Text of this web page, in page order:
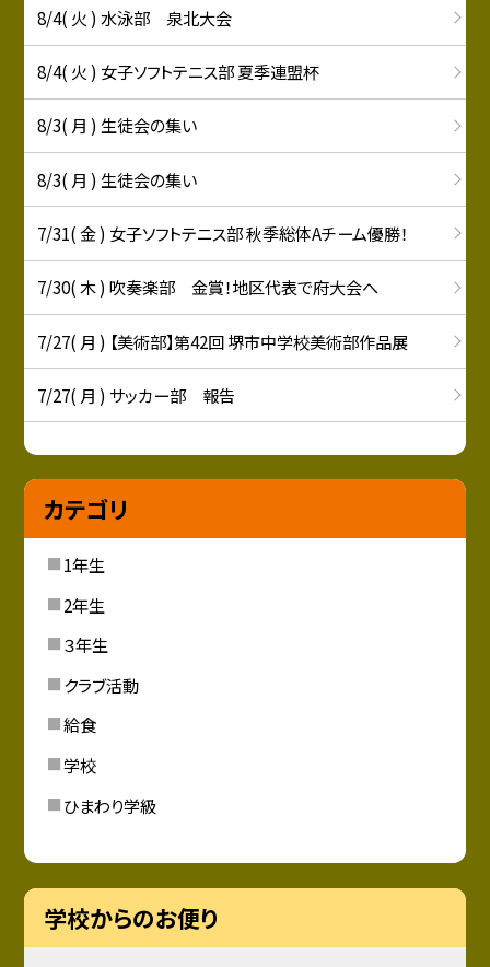
8/4( 火 ) 水泳部 泉北大会
8/4( 火 ) 女子ソフトテニス部 夏季連盟杯
8/3( 月 ) 生徒会の集い
8/3( 月 ) 生徒会の集い
7/31( 金 ) 女子ソフトテニス部 秋季総体Aチーム優勝！
7/30( 木 ) 吹奏楽部 金賞！地区代表で府大会へ
7/27( 月 ) 【美術部】第42回 堺市中学校美術部作品展
7/27( 月 ) サッカー部 報告
カテゴリ
1年生
2年生
３年生
クラブ活動
給食
学校
ひまわり学級
学校からのお便り